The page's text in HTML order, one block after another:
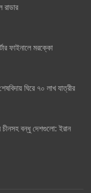
ফাইনালে মরক্কো
ঘিরে ৭০ লাখ যাত্রীর
চীনসহ বন্ধু দেশগুলো: ইরান